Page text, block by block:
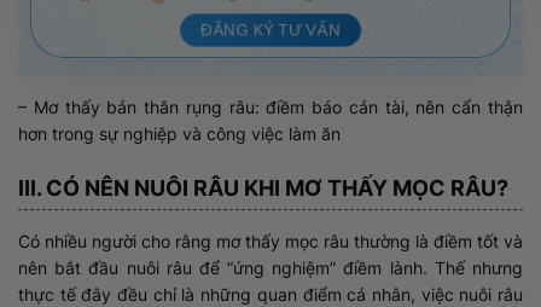
ĐĂNG KÝ TƯ VẤN
– Mơ thấy bản thân rụng râu: điềm báo cản tài, nên cẩn thận
hơn trong sự nghiệp và công việc làm ăn
III. CÓ NÊN NUÔI RÂU KHI MƠ THẤY MỌC RÂU?
Có nhiều người cho rằng mơ thấy mọc râu thường là điềm tốt và
nên bắt đầu nuôi râu để “ứng nghiệm” điềm lành. Thế nhưng
thực tế đây đều chỉ là những quan điểm cá nhân, việc nuôi râu